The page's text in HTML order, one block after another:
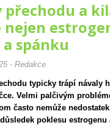
přechodu a
nejen
a spánku
- Redakce
typicky trápí návaly
Velmi palčivým
často nemůže
poklesu